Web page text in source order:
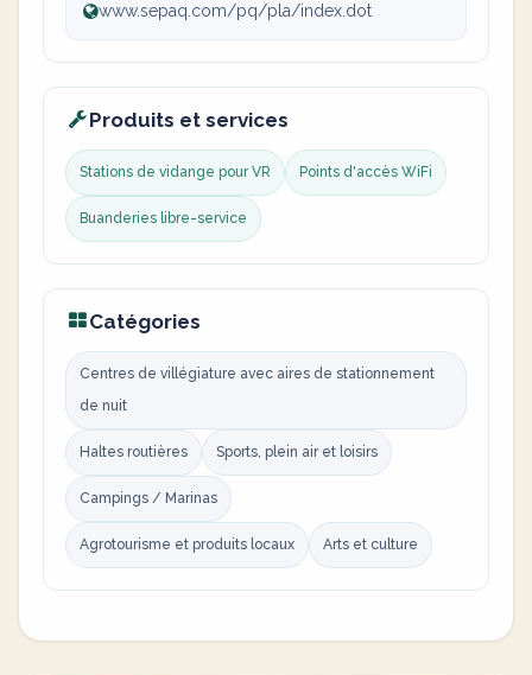
www.sepaq.com/pq/pla/index.dot
Produits et services
Stations de vidange pour VR Points d'accès WiFi
Buanderies libre-service
Catégories
Centres de villégiature avec aires de stationnement
de nuit
Haltes routières Sports, plein air et loisirs
Campings / Marinas
Agrotourisme et produits locaux Arts et culture